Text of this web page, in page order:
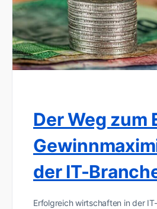
Der Weg zum
der IT-
Erfolgreich wirtschaften in der